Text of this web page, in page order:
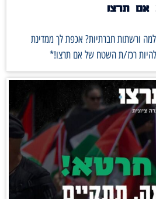
תרצו
ורשתות חברתיות? אכפת לך ממדינת
רכז/ת השטח של אם תרצו!*